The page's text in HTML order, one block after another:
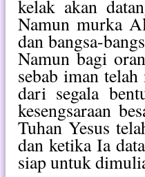
kelak akan
Namun murka
dan bangsa-
Namun bagi
sebab iman
dari segala
kesengsaraan
Tuhan Yesus
dan ketika Ia
siap untuk